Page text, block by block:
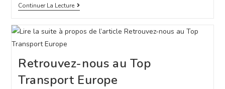
Continuer La Lecture
Retrouvez-nous au Top
Transport Europe